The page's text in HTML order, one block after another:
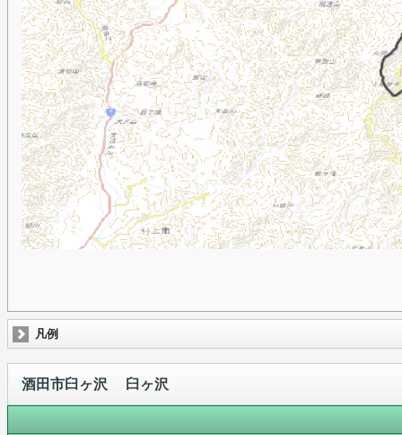
凡例
酒田市臼ヶ沢 臼ヶ沢